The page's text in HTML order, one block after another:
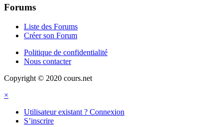
Forums
Liste des Forums
Créer son Forum
Politique de confidentialité
Nous contacter
Copyright © 2020 cours.net
×
Utilisateur existant ? Connexion
S’inscrire